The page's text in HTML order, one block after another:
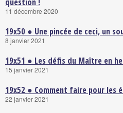
11 décembre 2020
19x50 ● Une pincée de ceci, un
8 janvier 2021
19x51 ● Les défis du Maître en
15 janvier 2021
19x52 ● Comment faire pour les
22 janvier 2021